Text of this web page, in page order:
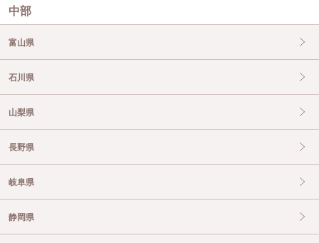
中部
富山県
石川県
山梨県
長野県
岐阜県
静岡県